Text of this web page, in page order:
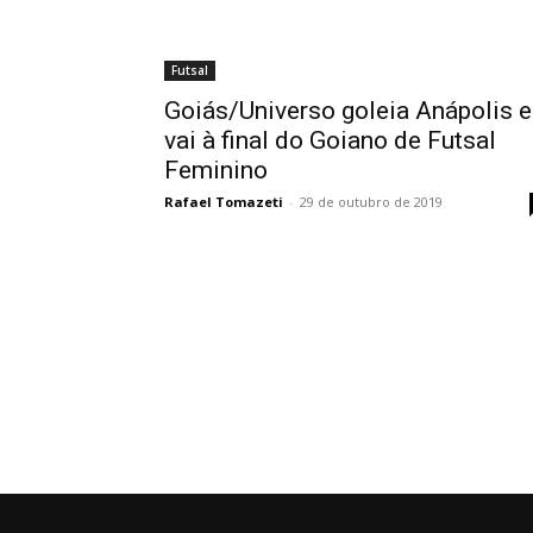
Futsal
Goiás/Universo goleia Anápolis e
vai à final do Goiano de Futsal
Feminino
Rafael Tomazeti - 29 de outubro de 2019